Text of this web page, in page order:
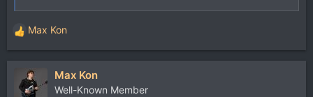
Р
е
а
ц
Max Kon
Max Kon
Well-Known Member